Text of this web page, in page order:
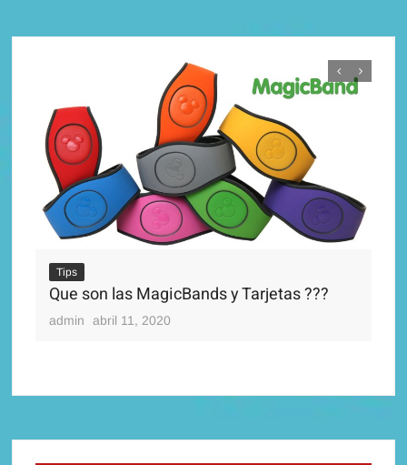
Tips
Que son las MagicBands y Tarjetas ???
admin abril 11, 2020